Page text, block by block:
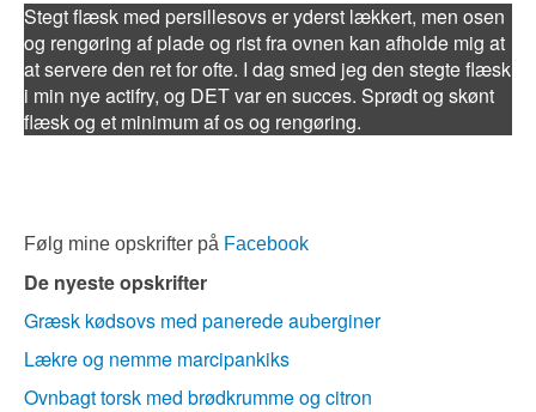
Stegt flæsk med persillesovs er yderst lækkert, men osen
og rengøring af plade og rist fra ovnen kan afholde mig at
at servere den ret for ofte. I dag smed jeg den stegte flæsk
i min nye actifry, og DET var en succes. Sprødt og skønt
flæsk og et minimum af os og rengøring.
Følg mine opskrifter på Facebook
De nyeste opskrifter
Græsk kødsovs med panerede auberginer
Lækre og nemme marcipankiks
Ovnbagt torsk med brødkrumme og citron